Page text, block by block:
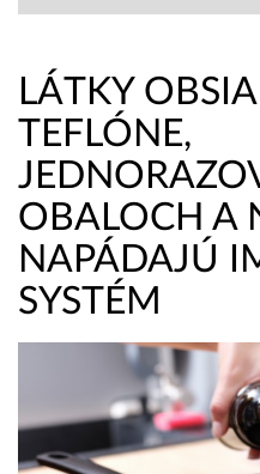
LÁTKY
TEFLÓNE,
OBALOCH A
NAPÁDAJÚ
SYSTÉM